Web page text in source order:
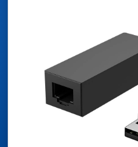
En savoir